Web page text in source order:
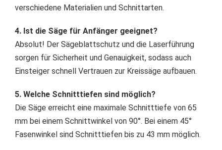
verschiedene Materialien und Schnittarten.
4. Ist die Säge für Anfänger geeignet?
Absolut! Der Sägeblattschutz und die Laserführung
sorgen für Sicherheit und Genauigkeit, sodass auch
Einsteiger schnell Vertrauen zur Kreissäge aufbauen.
5. Welche Schnitttiefen sind möglich?
Die Säge erreicht eine maximale Schnitttiefe von 65
mm bei einem Schnittwinkel von 90°. Bei einem 45°
Fasenwinkel sind Schnitttiefen bis zu 43 mm möglich.